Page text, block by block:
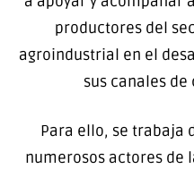
productores del
agroindustrial en el
sus canales
Para ello, se trabaja
numerosos actores de